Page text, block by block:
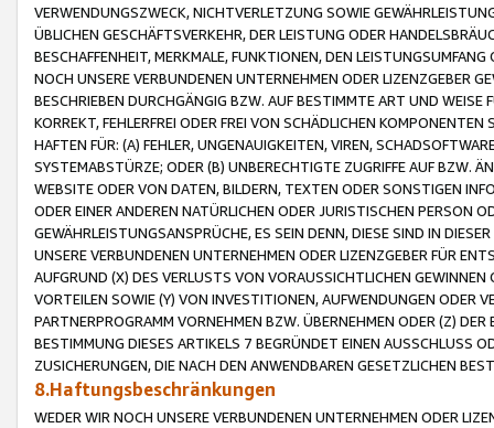
VERWENDUNGSZWECK, NICHTVERLETZUNG SOWIE
ÜBLICHEN GESCHÄFTSVERKEHR, DER LEISTUNG ODER
BESCHAFFENHEIT, MERKMALE, FUNKTIONEN, DEN
NOCH UNSERE VERBUNDENEN UNTERNEHMEN ODER LIZENZGEBER
BESCHRIEBEN DURCHGÄNGIG BZW. AUF BESTIMMTE ART UND
KORREKT, FEHLERFREI ODER FREI VON SCHÄDLICHEN
HAFTEN FÜR: (A) FEHLER, UNGENAUIGKEITEN, VIREN,
SYSTEMABSTÜRZE; ODER (B) UNBERECHTIGTE ZUGRIFFE AUF BZW.
WEBSITE ODER VON DATEN, BILDERN, TEXTEN ODER SONSTIGEN
ODER EINER ANDEREN NATÜRLICHEN ODER JURISTISCHEN PERSON
GEWÄHRLEISTUNGSANSPRÜCHE, ES SEIN DENN, DIESE SIND IN
UNSERE VERBUNDENEN UNTERNEHMEN ODER LIZENZGEBER FÜR
AUFGRUND (X) DES VERLUSTS VON VORAUSSICHTLICHEN
VORTEILEN SOWIE (Y) VON INVESTITIONEN, AUFWENDUNGEN ODER
PARTNERPROGRAMM VORNEHMEN BZW. ÜBERNEHMEN ODER (Z)
BESTIMMUNG DIESES ARTIKELS 7 BEGRÜNDET EINEN AUSSCHLUSS
ZUSICHERUNGEN, DIE NACH DEN ANWENDBAREN GESETZLICHEN
8.Haftungsbeschränkungen
WEDER WIR NOCH UNSERE VERBUNDENEN UNTERNEHMEN ODER